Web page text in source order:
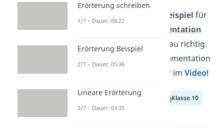
Beispiel für
Argumentation
suchst, bist du hier genau richtig.
Wie genau du eine Argumentation
schreibst, zeigen wir dir im Video!
Klasse 8 Klasse 9 Klasse 10
Erörterung schreiben
1/7 – Dauer: 04:22
Erörterung Beispiel
2/7 – Dauer: 05:36
Lineare Erörterung
3/7 – Dauer: 03:35